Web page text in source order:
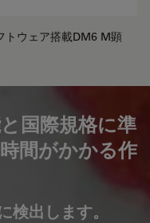
ウェア搭載DM6 M顕
国際規格に準
間がかかる作
検出します。